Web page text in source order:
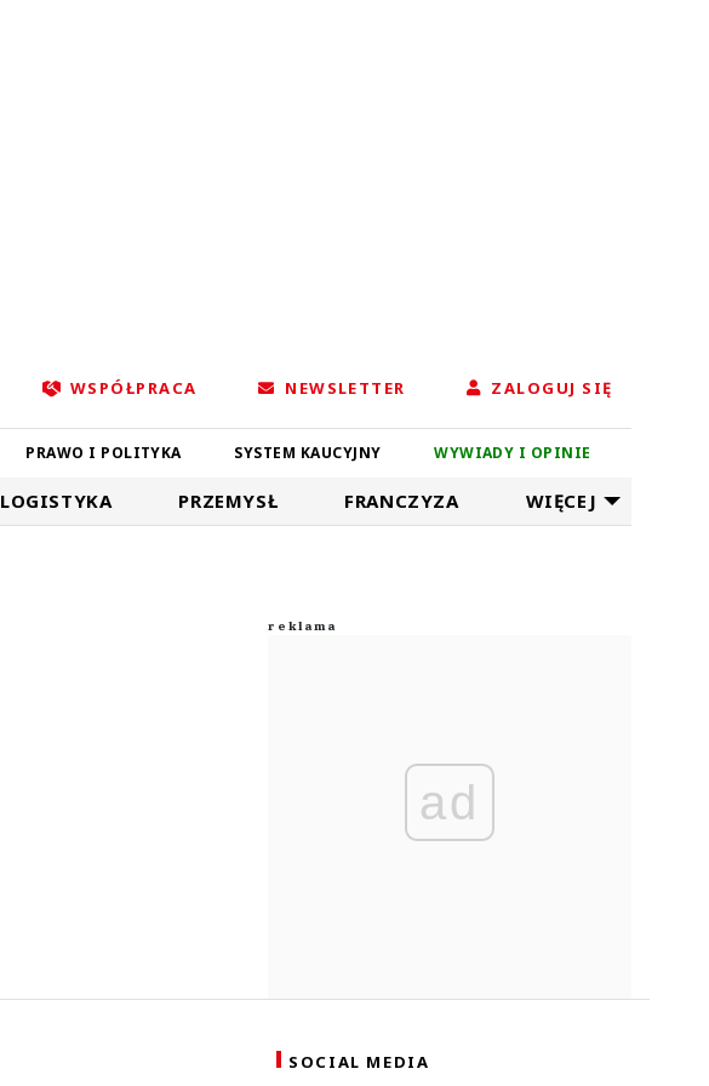
WSPÓŁPRACA NEWSLETTER ZALOGUJ SIĘ
PRAWO I POLITYKA SYSTEM KAUCYJNY WYWIADY I OPINIE
LOGISTYKA PRZEMYSŁ FRANCZYZA WIĘCEJ
ad
SOCIAL MEDIA